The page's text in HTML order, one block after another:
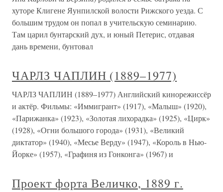
хуторе Клигене Яунпилской волости Рижского уезда. С
большим трудом он попал в учительскую семинарию.
Там царил бунтарский дух, и юный Петерис, отдавая
дань времени, бунтовал
ЧАРЛЗ ЧАПЛИН (1889–1977)
ЧАРЛЗ ЧАПЛИН (1889–1977) Английский кинорежиссёр
и актёр. Фильмы: «Иммигрант» (1917), «Малыш» (1920),
«Парижанка» (1923), «Золотая лихорадка» (1925), «Цирк»
(1928), «Огни большого города» (1931), «Великий
диктатор» (1940), «Месье Верду» (1947), «Король в Нью-
Йорке» (1957), «Графиня из Гонконга» (1967) и
Проект форта Величко, 1889 г.